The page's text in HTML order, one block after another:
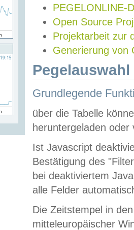
PEGELONLINE-
Open Source
Projektarbeit zur
Generierung von
Grundlegende
über die Tabelle
heruntergeladen oder
Ist Javascript
Bestätigung des
bei deaktiviertem
alle Felder
Die Zeitstempel in
mitteleuropäischer